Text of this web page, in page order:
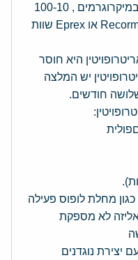
במתן תוך-ורידי. ה-Aranesp ניתן במיקרוגרמים , 100-10
מיקרוגרמים. 200-250 יחידות Recormon או Eprex שוות
היא חוסר
יש המלצה
חודשים.
כגון מחלת לופוס פעילה
לא מספקת
יצירת נוגדנים